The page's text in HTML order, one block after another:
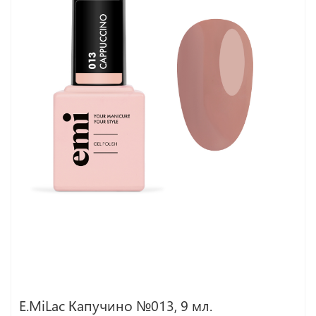
E.MiLac Капучино №013, 9 мл.